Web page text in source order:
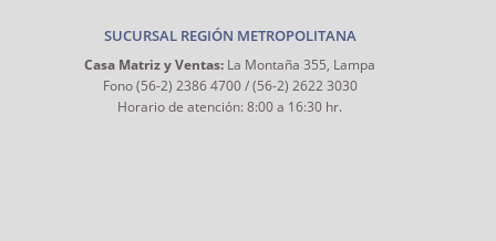
SUCURSAL REGIÓN METROPOLITANA
Casa Matriz y Ventas: La Montaña 355, Lampa
Fono (56-2) 2386 4700 / (56-2) 2622 3030
Horario de atención: 8:00 a 16:30 hr.